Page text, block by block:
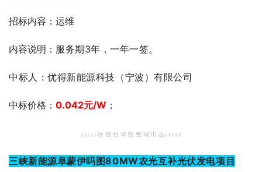
招标内容：运维
内容说明： 服务期3年，一年一签。
中标人：优得新能源科技（宁波）有限公司
中标价格： 0.042元/W ；
>>>>>坎 德 拉 学 院 整 理 出 品<<<<<
三峡新能源阜蒙伊吗图80MW农光互补光伏发电项目